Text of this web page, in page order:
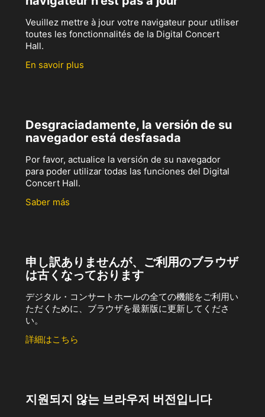
Veuillez mettre à jour votre navigateur pour utiliser
toutes les fonctionnalités de la Digital Concert
Hall.
En savoir plus
Desgraciadamente, la versión de su
navegador está desfasada
Por favor, actualice la versión de su navegador
para poder utilizar todas las funciones del Digital
Concert Hall.
Saber más
申し訳ありませんが、ご利用のブラウザ
は古くなっております
デジタル・コンサートホールの全ての機能をご利用い
ただくために、ブラウザを最新版に更新してくださ
い。
詳細はこちら
지원되지 않는 브라우저 버전입니다